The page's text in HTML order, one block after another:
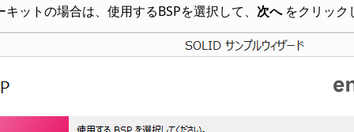
ットの場合は、使用するBSPを選択して、 次へをクリック